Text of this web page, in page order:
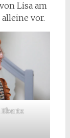
Lisa am
vor.
Ebertz